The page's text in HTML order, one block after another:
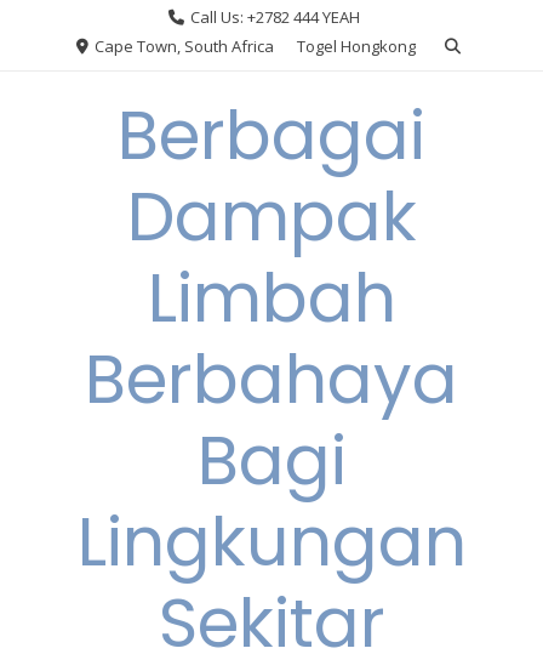
Call Us: +2782 444 YEAH
Cape Town, South Africa
Togel Hongkong
Berbagai
Dampak
Limbah
Berbahaya
Bagi
Lingkungan
Sekitar